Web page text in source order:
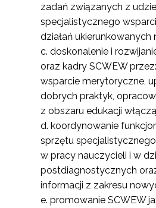
zadań związanych z
specjalistycznego
działań ukierunkowanych
doskonalenie i
oraz kadry SCWEW
wsparcie merytoryczne,
dobrych praktyk,
z obszaru edukacji
koordynowanie
sprzętu
w pracy nauczycieli i w
postdiagnostycznych
informacji z zakresu
promowanie SCWEW